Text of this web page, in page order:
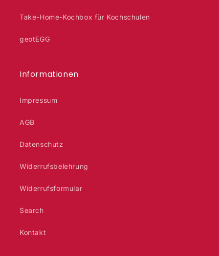
Take-Home-Kochbox für Kochschulen
geotEGG
Informationen
Impressum
AGB
Datenschutz
Widerrufsbelehrung
Widerrufsformular
Search
Kontakt